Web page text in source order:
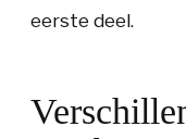
eerste deel.